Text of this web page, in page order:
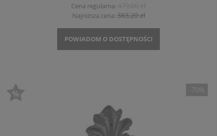
Cena regularna:
Najniższa cena: 383,20 zł
POWIADOM O DOSTĘPNOŚCI
-70%